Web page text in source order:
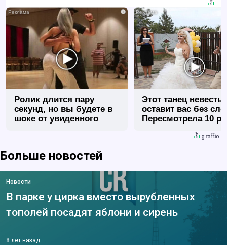
i
Ролик длится пару
секунд, но вы будете в
шоке от увиденного
Этот танец невесты
оставит вас без
Пересмотрела 10
Больше новостей
Новости
В парке у цирка вместо вырубленных
тополей посадят яблони и сирень
8 лет назад